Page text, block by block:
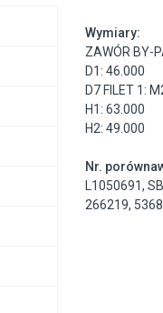
Wymiary:
ZAWÓR BY-
D1: 46.000
D7 FILET 1:
H1: 63.000
H2: 49.000
Nr.
L1050691,
266219,